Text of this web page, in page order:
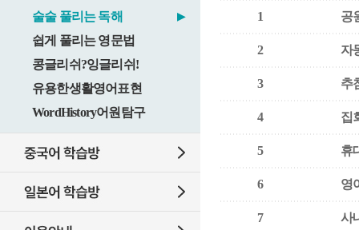
술술 풀리는 독해
▶
쉽게 풀리는 영문법
콩글리쉬?잉글리쉬!
유용한생활영어표현
WordHistory어원탐구
1 공
2 자
3 추
4 집
5 휴
6 영
7 사